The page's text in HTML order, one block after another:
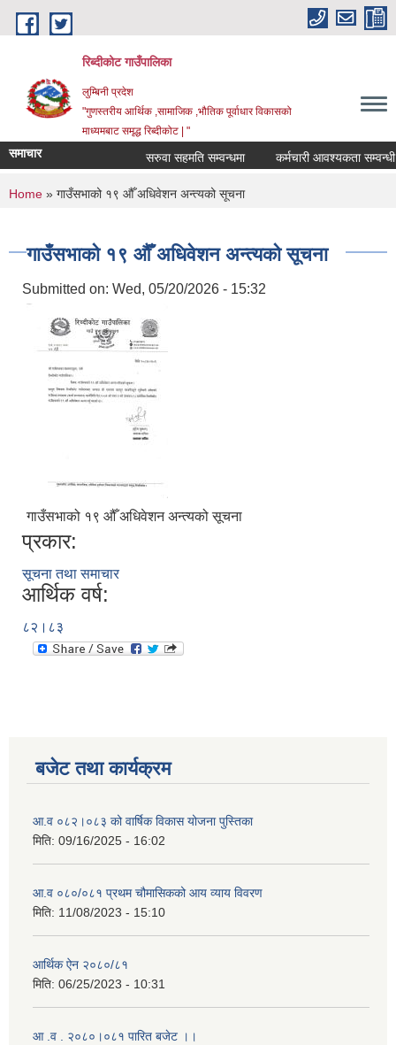
Skip to main content
रिब्दीकोट गाउँपालिका
लुम्बिनी प्रदेश
"गुणस्तरीय आर्थिक ,सामाजिक ,भौतिक पूर्वाधार विकासको
माध्यमबाट समृद्ध रिब्दीकोट | "
समाचार सरुवा सहमति सम्वन्धमा कर्मचारी आवश्यकता सम्वन्धी
You are here
Home » गाउँसभाको १९ ‍औँ अधिवेशन अन्त्यको सूचना
गाउँसभाको १९ ‍औँ अधिवेशन अन्त्यको सूचना
Submitted on: Wed, 05/20/2026 - 15:32
गाउँसभाको १९ ‍औँ अधिवेशन अन्त्यको सूचना
प्रकार:
सूचना तथा समाचार
आर्थिक वर्ष:
८२।८३
बजेट तथा कार्यक्रम
आ.व ०८२।०८३ को वार्षिक विकास योजना पुस्तिका
मिति: 09/16/2025 - 16:02
आ.व ०८०/०८१ प्रथम चौमासिकको आय व्याय विवरण
मिति: 11/08/2023 - 15:10
आर्थिक ऐन २०८०/८१
मिति: 06/25/2023 - 10:31
आ .व . २०८०।०८१ पारित बजेट ।।